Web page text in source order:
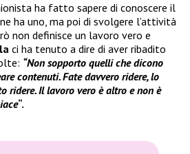
ha fatto sapere di conoscere il
ha uno, ma poi di svolgere l’attività
non definisce un lavoro vero e
ci ha tenuto a dire di aver ribadito
“Non sopporto quelli che dicono
contenuti. Fate davvero ridere, lo
ridere. Il lavoro vero è altro e non è
“.